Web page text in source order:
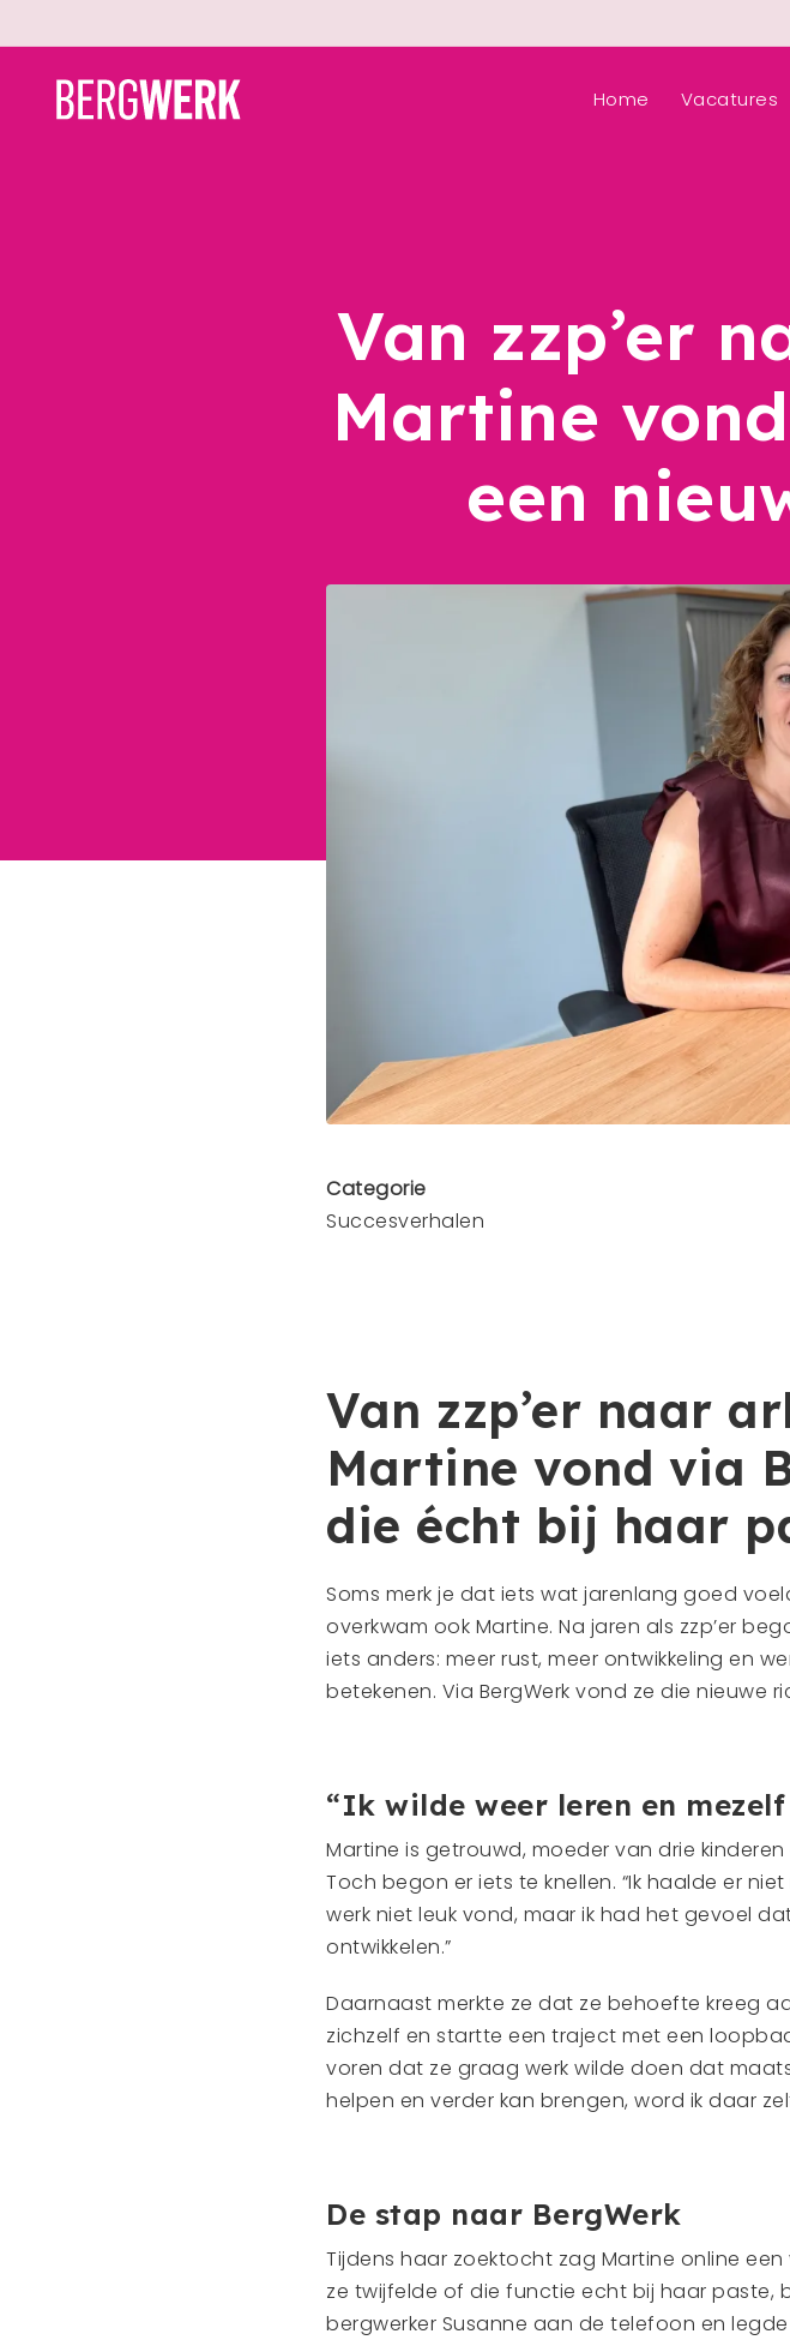
Home Vacatures
Van zzp’er
Martine
een
Categorie
Succesverhalen
Van zzp’er naar
Martine vond via
die écht bij haar
Soms merk je dat iets wat jarenlang goed
overkwam ook Martine. Na jaren als zzp’er
iets anders: meer rust, meer ontwikkeling en
betekenen. Via BergWerk vond ze die nieuwe
“Ik wilde weer leren en
Martine is getrouwd, moeder van drie
Toch begon er iets te knellen. “Ik haalde er
werk niet leuk vond, maar ik had het gevoel
ontwikkelen.”
Daarnaast merkte ze dat ze behoefte kreeg
zichzelf en startte een traject met een
voren dat ze graag werk wilde doen dat
helpen en verder kan brengen, word ik daar
De stap naar BergWerk
Tijdens haar zoektocht zag Martine online
ze twijfelde of die functie echt bij haar paste,
bergwerker Susanne aan de telefoon en